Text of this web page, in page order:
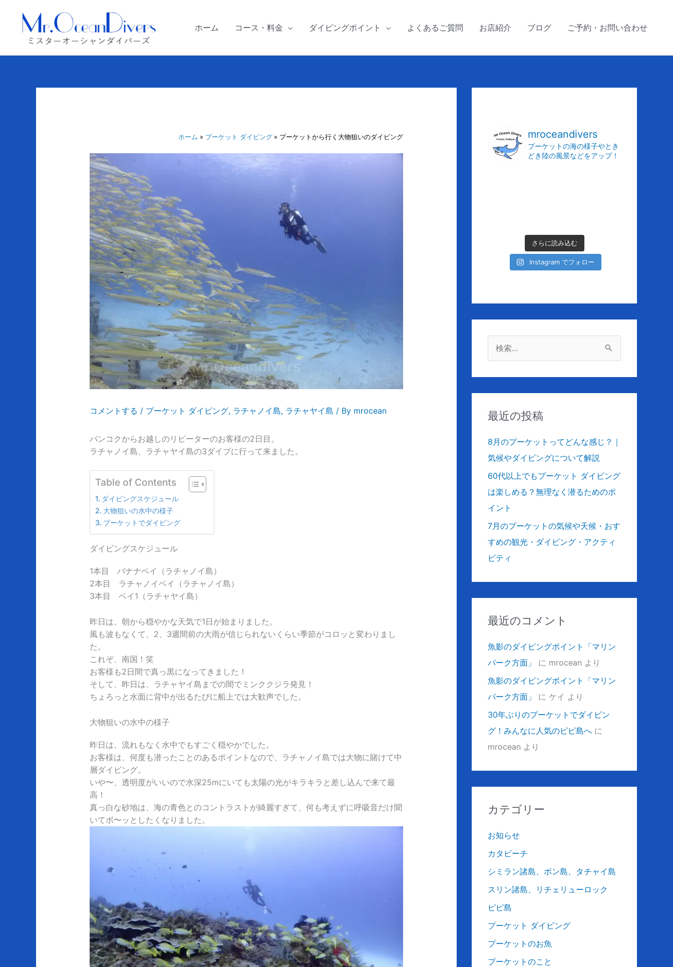
キ
ホーム コース・料金 ダイビングポイント よくあるご質問 お店紹介 ブログ ご予約・お問い合わせ
ホーム プーケット ダイビング プーケットから行く大物狙いのダイビング
コメントする / プーケット ダイビング, ラチャノイ島, ラチャヤイ島 / By mrocean
バンコクからお越しのリピーターのお客様の2日目。
ラチャノイ島、ラチャヤイ島の3ダイブに行って来ました。
Table of Contents
ダイビングスケジュール
大物狙いの水中の様子
プーケットでダイビング
ダイビングスケジュール
1本目 バナナベイ（ラチャノイ島）
2本目 ラチャノイベイ（ラチャノイ島）
3本目 ベイ1（ラチャヤイ島）
昨日は、朝から穏やかな天気で1日が始まりました。
風も波もなくて、2、3週間前の大雨が信じられないくらい季節がコロッと変わりまし
た。
これぞ、南国！笑
お客様も2日間で真っ黒になってきました！
そして、昨日は、ラチャヤイ島までの間でミンククジラ発見！
ちょろっと水面に背中が出るたびに船上では大歓声でした。
大物狙いの水中の様子
昨日は、流れもなく水中でもすごく穏やかでした。
お客様は、何度も潜ったことのあるポイントなので、ラチャノイ島では大物に賭けて中
層ダイビング。
いや〜、透明度がいいので水深25mにいても太陽の光がキラキラと差し込んで来て最
高！
真っ白な砂地は、海の青色とのコントラストが綺麗すぎて、何も考えずに呼吸音だけ聞
いてボ〜ッとしたくなりました。
mroceandivers
プーケットの海の様子やとき
どき陸の風景などをアップ！
さらに読み込む
Instagram でフォロー
:最近の投稿
8月のプーケットってどんな感じ？｜
気候やダイビングについて解説
60代以上でもプーケット ダイビング
は楽しめる？無理なく潜るためのポ
イント
7月のプーケットの気候や天候・おす
すめの観光・ダイビング・アクティ
ビティ
最近のコメント
魚影のダイビングポイント「マリン
パーク方面」
に mrocean より
魚影のダイビングポイント「マリン
パーク方面」
に ケイ より
30年ぶりのプーケットでダイビン
グ！みんなに人気のピピ島へ に
mrocean より
カテゴリー
お知らせ
カタビーチ
シミラン諸島、ボン島、タチャイ島
スリン諸島、リチェリューロック
ピピ島
プーケット ダイビング
プーケットのお魚
プーケットのこと